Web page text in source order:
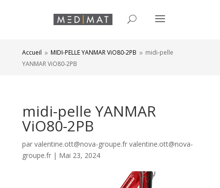
Accueil 9 MIDI-PELLE YANMAR ViO80-2PB 9 midi-pelle
YANMAR ViO80-2PB
midi-pelle YANMAR
ViO80-2PB
par valentine.ott@nova-groupe.fr valentine.ott@nova-
groupe.fr| Mai 23, 2024